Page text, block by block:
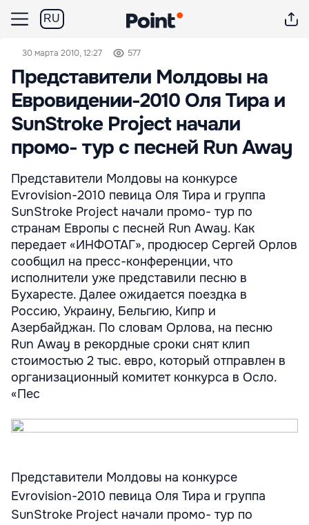
RU
30 марта 2010, 12:27 577
Представители Молдовы на
Евровидении-2010 Оля Тира и
SunStroke Project начали
промо- тур с песней Run Away
Представители Молдовы на конкурсе
Evrovision-2010 певица Оля Тира и группа
SunStroke Project начали промо- тур по
странам Европы с песней Run Away. Как
передает «ИНФОТАГ», продюсер Сергей Орлов
сообщил на пресс-конференции, что
исполнители уже представили песню в
Бухаресте. Далее ожидается поездка в
Россию, Украину, Бельгию, Кипр и
Азербайджан. По словам Орлова, на песню
Run Away в рекордные сроки снят клип
стоимостью 2 тыс. евро, который отправлен в
организационный комитет конкурса в Осло.
«Пес
Представители Молдовы на конкурсе
Evrovision-2010 певица Оля Тира и группа
SunStroke Project начали промо- тур по